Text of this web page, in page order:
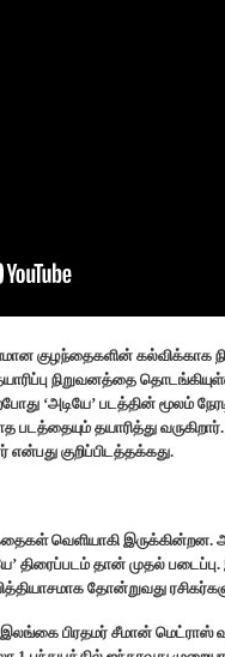
குழந்தைகளின்
நிறுவனத்தை
‘அடியே’ படத்தின் மூலம்
படத்தையும் தயாரித்து
என்பது குறிப்பிடத்தக்கது.
கதைகள் வெளியாகி
தான் முதல்
தோன்றுவது
பிரதமர் சீமான் மெட்ராஸ்